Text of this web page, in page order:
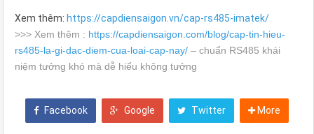
Xem thêm: https://capdiensaigon.vn/cap-rs485-imatek/
>>> Xem thêm : https://capdiensaigon.com/blog/cap-tin-hieu-
rs485-la-gi-dac-diem-cua-loai-cap-nay/ – chuẩn RS485 khái
niệm tưởng khó mà dễ hiểu không tưởng
Facebook Google Twitter More